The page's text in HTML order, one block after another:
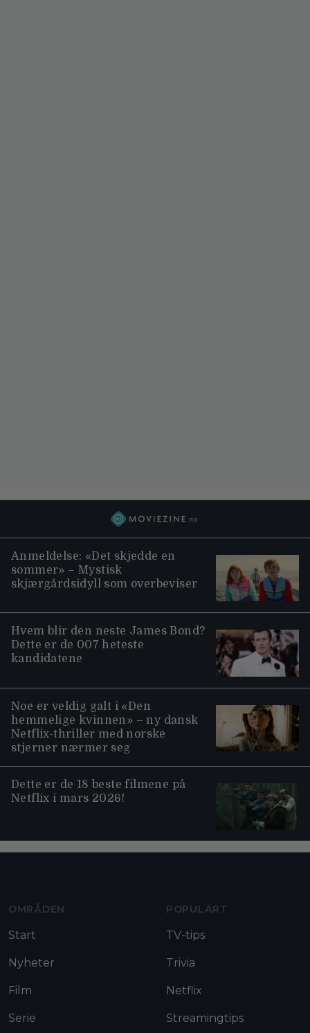
Anmeldelse: «Det skjedde en
sommer» – Mystisk
skjærgårdsidyll som overbeviser
Hvem blir den neste James Bond?
Dette er de 007 heteste
kandidatene
Noe er veldig galt i «Den
hemmelige kvinnen» – ny dansk
Netflix-thriller med norske
stjerner nærmer seg
Dette er de 18 beste filmene på
Netflix i mars 2026!
OMRÅDEN
Start
Nyheter
Film
Serie
POPULÄRT
TV-tips
Trivia
Netflix
Streamingtips